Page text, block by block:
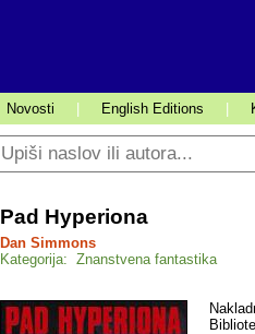
Novosti English Editions
Pad Hyperiona
Dan Simmons
Kategorija: Znanstvena fantastika